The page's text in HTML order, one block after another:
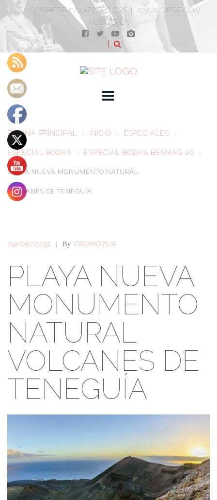
SUSCRÍBETE A NUESTRO RSS| ANÚNCIÉSE CON
NOSOTROS
PÁGINA PRINCIPAL > INICIO > ESPECIALES >
ESPECIAL BODAS > ESPECIAL BODAS BESMAG 20 >
PLAYA NUEVA MONUMENTO NATURAL
VOLCANES DE TENEGUÍA
09/05/2019 By PROMOTUR
PLAYA NUEVA
MONUMENTO
NATURAL
VOLCANES DE
TENEGUÍA